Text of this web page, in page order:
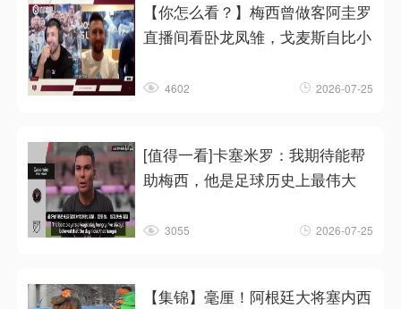
【你怎么看？】梅西曾做客阿圭罗
直播间看卧龙凤雏，戈麦斯自比小
4602 2026-07-25
[值得一看]卡塞米罗：我期待能帮
助梅西，他是足球历史上最伟大
3055 2026-07-25
【集锦】毫厘！阿根廷大将塞内西